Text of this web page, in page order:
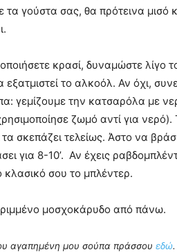
τα γούστα σας, θα πρότεινα
κρασί, δυναμώστε λίγο
το αλκοόλ. Αν όχι,
γεμίζουμε την κατσαρόλα με
ζωμό αντί για
σκεπάζει τελείως. Άστο να
για 8-10’. Αν έχεις
κλασικό σου το μπλέντερ.
μοσχοκάρυδο από πάνω.
αγαπημένη μου σούπα πράσσου εδώ.